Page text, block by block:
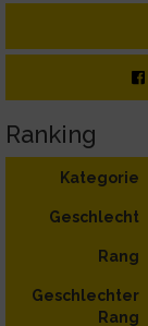
Ranking
Kategorie
Geschlecht
Rang
Geschlechter
Rang